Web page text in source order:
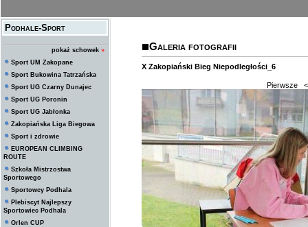
Podhale-Sport
pokaż schowek »
Sport UM Zakopane
Sport Bukowina Tatrzańska
Sport UG Czarny Dunajec
Sport UG Poronin
Sport UG Jabłonka
Zakopiańska Liga Biegowa
Sport i zdrowie
EUROPEAN CLIMBING
ROUTE
Szkoła Mistrzostwa
Sportowego
Sportowcy Podhala
Plebiscyt Najlepszy
Sportowiec Podhala
Orlen CUP
Galeria fotografii
X Zakopiański Bieg Niepodległości_6
Pierwsze